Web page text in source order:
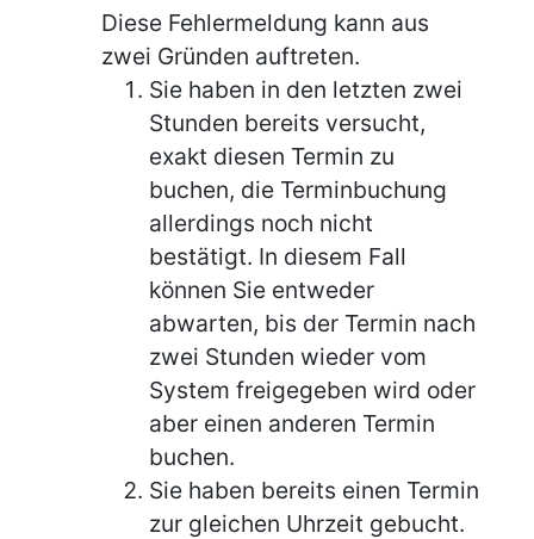
Diese Fehlermeldung kann aus
zwei Gründen auftreten.
Sie haben in den letzten zwei
Stunden bereits versucht,
exakt diesen Termin zu
buchen, die Terminbuchung
allerdings noch nicht
bestätigt. In diesem Fall
können Sie entweder
abwarten, bis der Termin nach
zwei Stunden wieder vom
System freigegeben wird oder
aber einen anderen Termin
buchen.
Sie haben bereits einen Termin
zur gleichen Uhrzeit gebucht.